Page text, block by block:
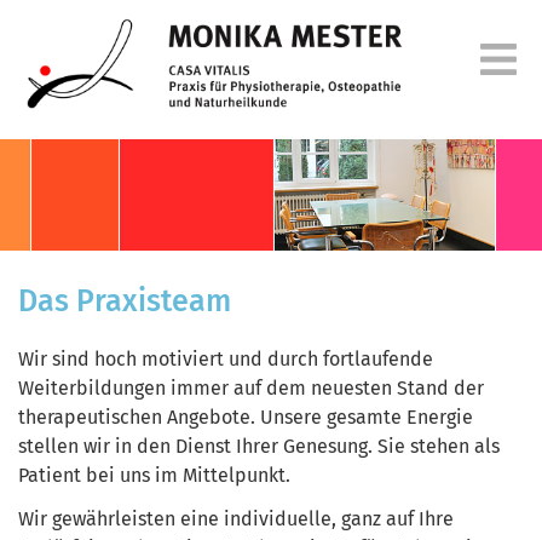
Das Praxisteam
Wir sind hoch motiviert und durch fortlaufende
Weiterbildungen immer auf dem neuesten Stand der
therapeutischen Angebote. Unsere gesamte Energie
stellen wir in den Dienst Ihrer Genesung. Sie stehen als
Patient bei uns im Mittelpunkt.
Wir gewährleisten eine individuelle, ganz auf Ihre